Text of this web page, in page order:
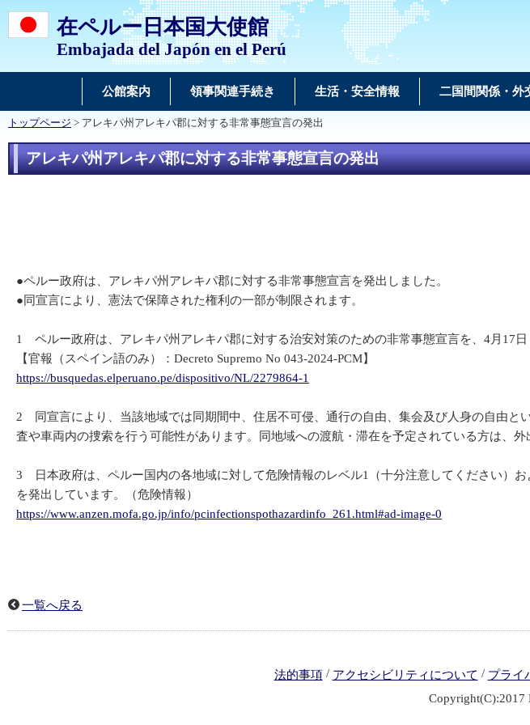
在ペルー日本国大使館
Embajada del Japón en el Perú
公館案内 領事関連手続き 生活・安全情報 二国間関係・外
トップページ > アレキパ州アレキパ郡に対する非常事態宣言の発出
アレキパ州アレキパ郡に対する非常事態宣言の発出
●ペルー政府は、アレキパ州アレキパ郡に対する非常事態宣言を発出しました。
●同宣言により、憲法で保障された権利の一部が制限されます。
1 ペルー政府は、アレキパ州アレキパ郡に対する治安対策のための非常事態宣言を、4月17日
【官報（スペイン語のみ）：Decreto Supremo No 043-2024-PCM】
https://busquedas.elperuano.pe/dispositivo/NL/2279864-1
2 同宣言により、当該地域では同期間中、住居不可侵、通行の自由、集会及び人身の自由
査や車両内の捜索を行う可能性があります。同地域への渡航・滞在を予定されている方は、
3 日本政府は、ペルー国内の各地域に対して危険情報のレベル1（十分注意してください）
を発出しています。（危険情報）
https://www.anzen.mofa.go.jp/info/pcinfectionspothazardinfo_261.html#ad-image-0
一覧へ戻る
法的事項 / アクセシビリティについて / プライ
Copyright(C):2017